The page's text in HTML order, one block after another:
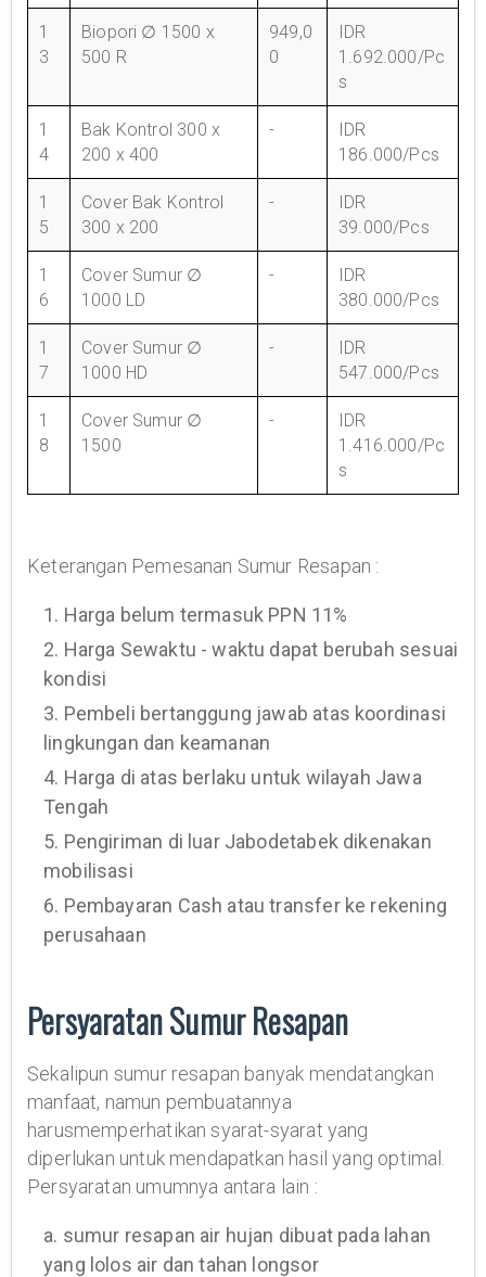
1
3
Biopori ∅ 1500 x
500 R
949,0
0
IDR
1.692.000/Pc
s
1
4
Bak Kontrol 300 x
200 x 400
-
IDR
186.000/Pcs
1
5
Cover Bak Kontrol
300 x 200
-
IDR
39.000/Pcs
1
6
Cover Sumur ∅
1000 LD
-
IDR
380.000/Pcs
1
7
Cover Sumur ∅
1000 HD
-
IDR
547.000/Pcs
1
8
Cover Sumur ∅
1500
-
IDR
1.416.000/Pc
s
Keterangan Pemesanan Sumur Resapan :
1. Harga belum termasuk PPN 11%
2. Harga Sewaktu - waktu dapat berubah sesuai
kondisi
3. Pembeli bertanggung jawab atas koordinasi
lingkungan dan keamanan
4. Harga di atas berlaku untuk wilayah Jawa
Tengah
5. Pengiriman di luar Jabodetabek dikenakan
mobilisasi
6. Pembayaran Cash atau transfer ke rekening
perusahaan
Persyaratan Sumur Resapan
Sekalipun sumur resapan banyak mendatangkan
manfaat, namun pembuatannya
harusmemperhatikan syarat-syarat yang
diperlukan untuk mendapatkan hasil yang optimal.
Persyaratan umumnya antara lain :
a. sumur resapan air hujan dibuat pada lahan
yang lolos air dan tahan longsor